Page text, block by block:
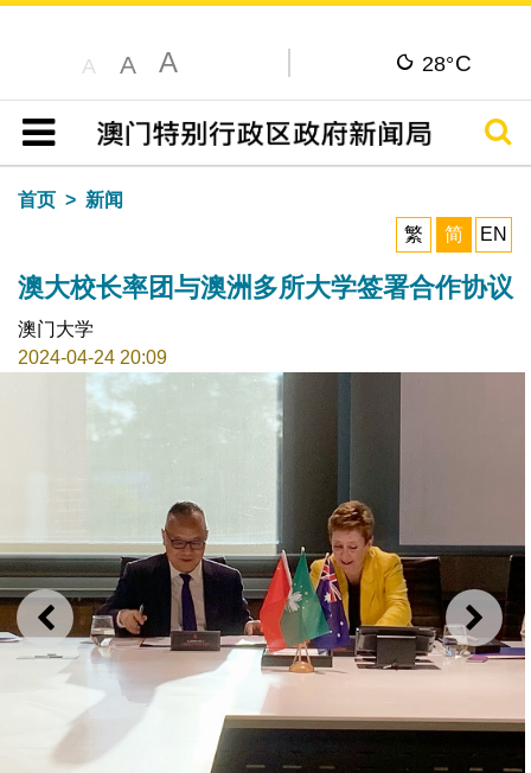
A A A 28°C
目录
搜寻
首页
新闻
繁
简 EN
澳大校长率团与澳洲多所大学签署合作协议
澳门大学
2024-04-24 20:09
上一则 下一